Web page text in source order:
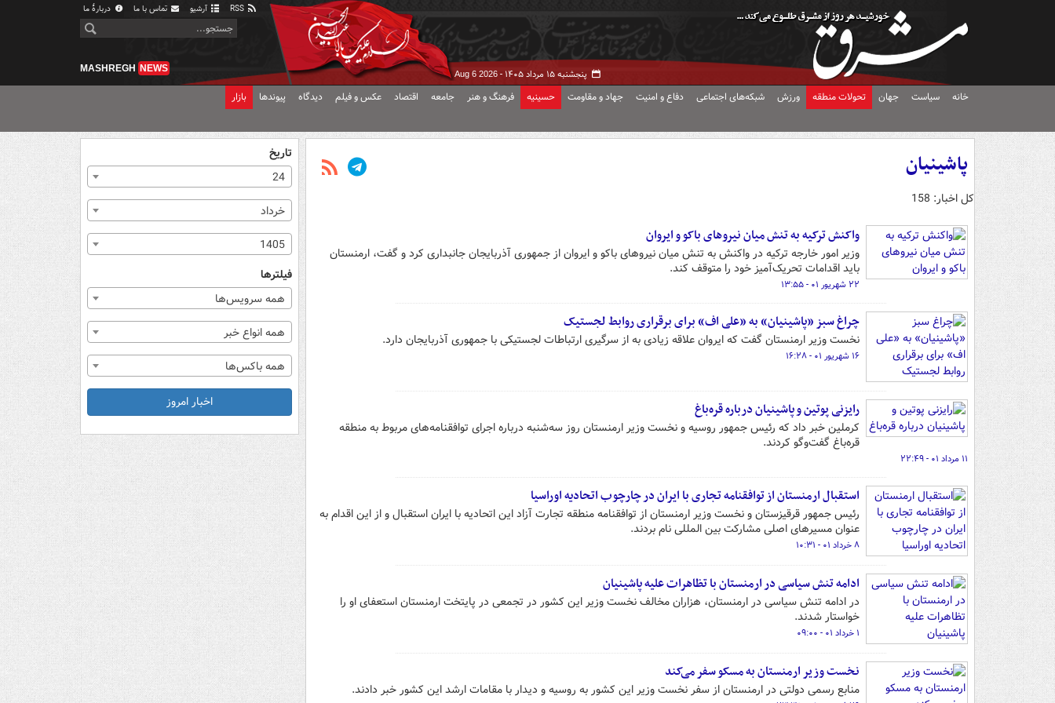
آرشیو تماس با ما دربارهٔ ما
پنجشنبه ۱۵ مرداد ۱۴۰۵ - Aug 6 2026
MASHREGH NEWS
خانه سیاست جهان تحولات منطقه ورزش شبکه‌های اجتماعی دفاع و امنیت جهاد و مقاومت حسینیه فرهنگ و هنر جامعه اقتصاد عکس و فیلم دیدگاه پیوندها بازار
پاشینیان
کل اخبار: 158
واکنش ترکیه به تنش میان نیروهای باکو و ایروان
وزیر امور خارجه ترکیه در واکنش به تنش میان نیروهای باکو و ایروان از جمهوری آذربایجان جانبداری کرد و گفت، ارمنستان
باید اقدامات تحریک‌آمیز خود را متوقف کند.
۲۲ شهریور ۰۱ - ۱۳:۵۵
چراغ سبز «پاشینیان» به «علی اف» برای برقراری روابط لجستیک
نخست وزیر ارمنستان گفت که ایروان علاقه زیادی به از سرگیری ارتباطات لجستیکی با جمهوری آذربایجان دارد.
۱۶ شهریور ۰۱ - ۱۶:۲۸
رایزنی پوتین و پاشینیان درباره قره‌باغ
کرملین خبر داد که رئیس جمهور روسیه و نخست وزیر ارمنستان روز سه‌شنبه درباره اجرای توافقنامه‌های مربوط به منطقه
قره‌باغ گفت‌وگو کردند.
۱۱ مرداد ۰۱ - ۲۲:۴۹
استقبال ارمنستان از توافقنامه تجاری با ایران در چارچوب اتحادیه اوراسیا
رئیس جمهور قرقیزستان و نخست وزیر ارمنستان از توافقنامه منطقه تجارت آزاد این اتحادیه با ایران استقبال و از این اقدام به
عنوان مسیرهای اصلی مشارکت بین المللی نام بردند.
۸ خرداد ۰۱ - ۱۰:۳۱
ادامه تنش سیاسی در ارمنستان با تظاهرات علیه پاشینیان
در ادامه تنش سیاسی در ارمنستان، هزاران مخالف نخست وزیر این کشور در تجمعی در پایتخت ارمنستان استعفای او را
خواستار شدند.
۱ خرداد ۰۱ - ۰۹:۰۰
نخست وزیر ارمنستان به مسکو سفر می‌کند
منابع رسمی دولتی در ارمنستان از سفر نخست وزیر این کشور به روسیه و دیدار با مقامات ارشد این کشور خبر دادند.
تاریخ
24
خرداد
1405
فیلترها
همه سرویس‌ها
همه انواع خبر
همه باکس‌ها
اخبار امروز